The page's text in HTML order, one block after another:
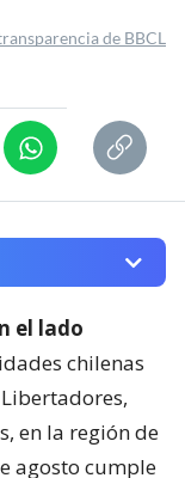
de BBCL
el lado
chilenas
en la región de
agosto cumple